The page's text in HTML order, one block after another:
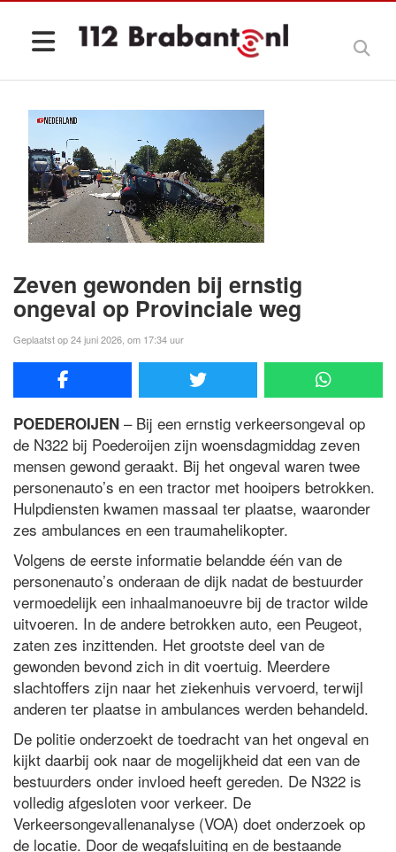
Zeven gewonden bij ernstig
ongeval op Provinciale weg
Geplaatst op 24 juni 2026, om 17:34 uur
POEDEROIJEN – Bij een ernstig verkeersongeval op
de N322 bij Poederoijen zijn woensdagmiddag zeven
mensen gewond geraakt. Bij het ongeval waren twee
personenauto’s en een tractor met hooipers betrokken.
Hulpdiensten kwamen massaal ter plaatse, waaronder
zes ambulances en een traumahelikopter.
Volgens de eerste informatie belandde één van de
personenauto’s onderaan de dijk nadat de bestuurder
vermoedelijk een inhaalmanoeuvre bij de tractor wilde
uitvoeren. In de andere betrokken auto, een Peugeot,
zaten zes inzittenden. Het grootste deel van de
gewonden bevond zich in dit voertuig. Meerdere
slachtoffers zijn naar het ziekenhuis vervoerd, terwijl
anderen ter plaatse in ambulances werden behandeld.
De politie onderzoekt de toedracht van het ongeval en
kijkt daarbij ook naar de mogelijkheid dat een van de
bestuurders onder invloed heeft gereden. De N322 is
volledig afgesloten voor verkeer. De
Verkeersongevallenanalyse (VOA) doet onderzoek op
de locatie. Door de wegafsluiting en de bestaande